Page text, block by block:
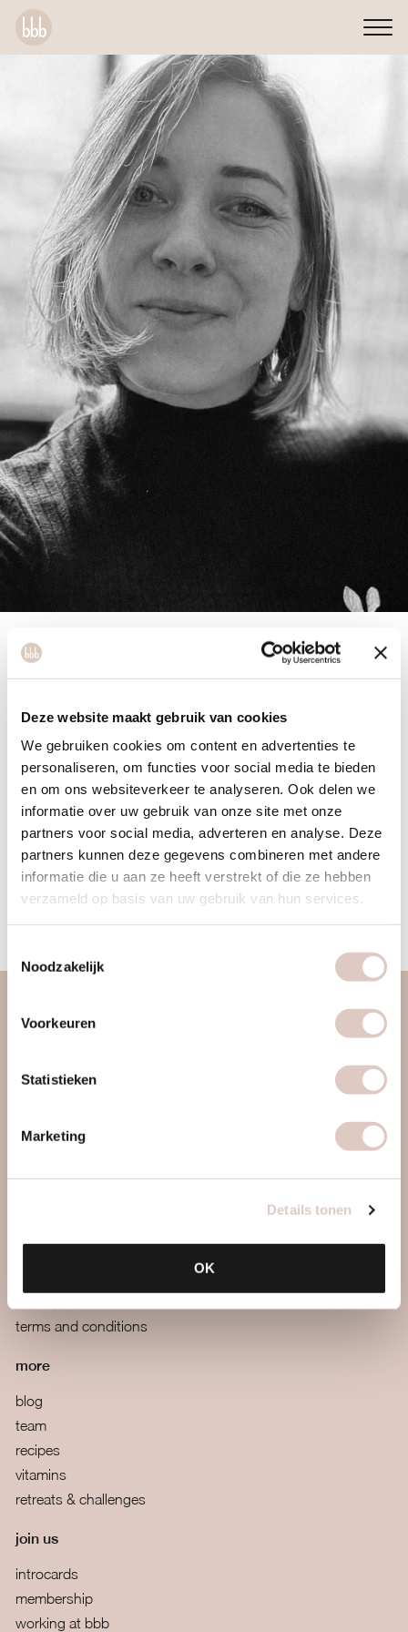
Deze website maakt gebruik van cookies
We gebruiken cookies om content en advertenties te
personaliseren, om functies voor social media te bieden
en om ons websiteverkeer te analyseren. Ook delen we
informatie over uw gebruik van onze site met onze
partners voor social media, adverteren en analyse. Deze
partners kunnen deze gegevens combineren met andere
informatie die u aan ze heeft verstrekt of die ze hebben
verzameld op basis van uw gebruik van hun services.
Noodzakelijk
Voorkeuren
Statistieken
Marketing
Details tonen
OK
Yvonne
Yvonne is a yoga and Pilates instructor. She has always
been very active, and in recent years yoga has played a major
role in her life. It brings her into balance both physically and
mentally. Yvonne is passionate about guiding you toward a
balanced life when it comes to movement, lifestyle, and
nutrition.
about us
discover us
locations & schedule
terms and conditions
more
blog
team
recipes
vitamins
retreats & challenges
join us
introcards
membership
working at bbb